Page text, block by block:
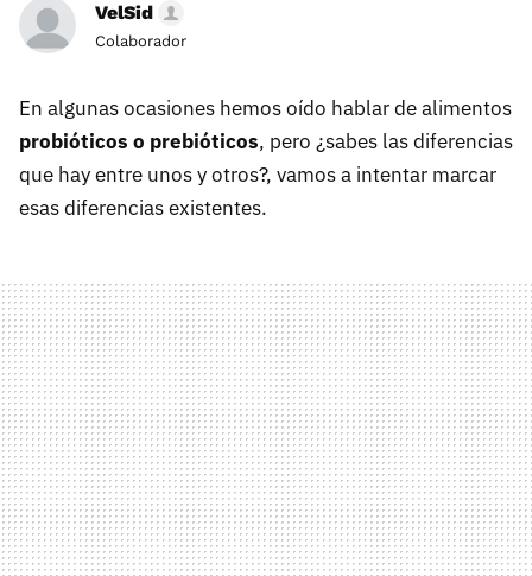
VelSid
Colaborador
En algunas ocasiones hemos oído hablar de alimentos
probióticos o prebióticos, pero ¿sabes las diferencias
que hay entre unos y otros?, vamos a intentar marcar
esas diferencias existentes.